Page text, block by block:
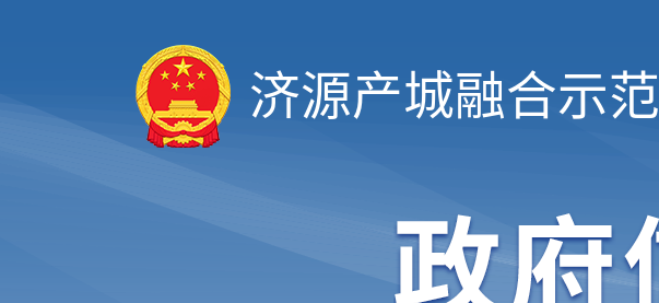
济源产城融合示